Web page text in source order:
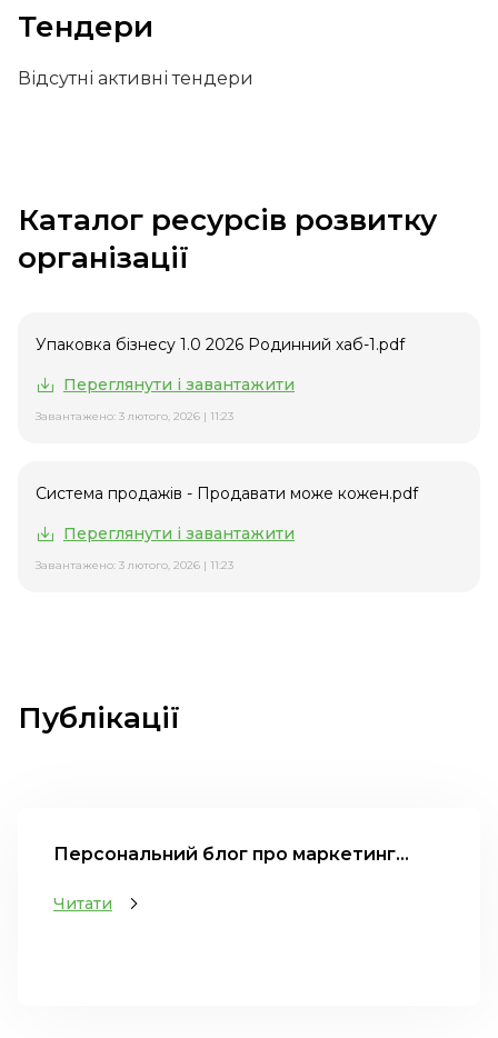
Тендери
Відсутні активні тендери
Каталог ресурсів розвитку
організації
Упаковка бізнесу 1.0 2026 Родинний хаб-1.pdf
Переглянути і завантажити
Завантажено: 3 лютого, 2026 | 11:23
Система продажів - Продавати може кожен.pdf
Переглянути і завантажити
Завантажено: 3 лютого, 2026 | 11:23
Публікації
Персональний блог про маркетинг...
Читати